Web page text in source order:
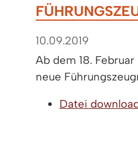
10.09.2019
Ab dem 18.
neue
Datei